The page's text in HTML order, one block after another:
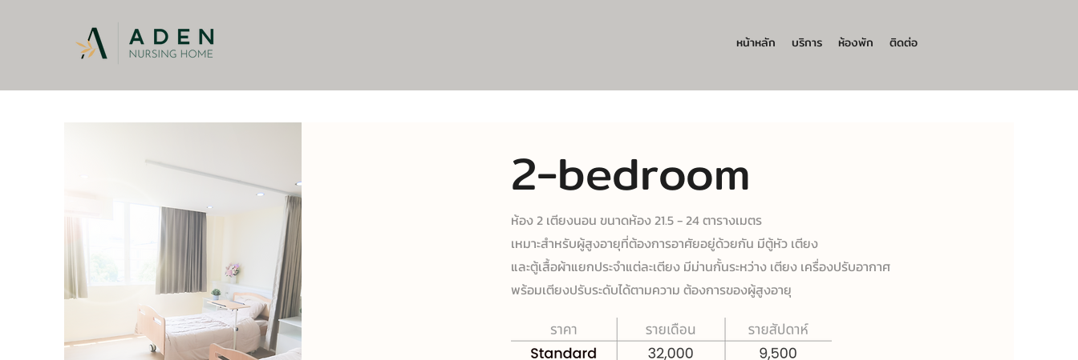
หน้าหลัก บริการ ห้องพัก ติดต่อ
2-bedroom
ห้อง 2 เตียงนอน ขนาดห้อง 21.5 - 24 ตารางเมตร
เหมาะสําหรับผู้สูงอายุที่ต้องการอาศัยอยู่ด้วยกัน มีตู้หัว เตียง
และตู้เสื้อผ้าแยกประจําแต่ละเตียง มีม่านกั้นระหว่าง เตียง เครื่องปรับอากาศ
พร้อมเตียงปรับระดับได้ตามความ ต้องการของผู้สูงอายุ